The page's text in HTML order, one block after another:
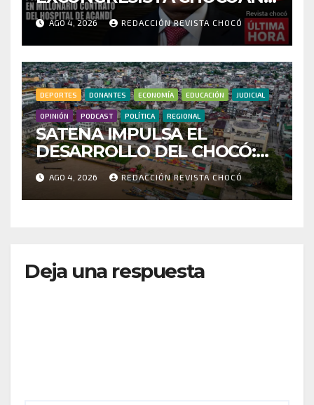
POR PRESUNTAS
IRREGULARIDADES EN
MILLONARIO CONTRATO
DEL HOSPITAL DE ACANDÍ
AGO 4, 2026 REDACCIÓN REVISTA CHOCÓ
DEPORTES DONANTES ECONOMÍA EDUCACIÓN JUDICIAL
OPINIÓN PODCAST POLÍTICA REGIONAL
SATENA IMPULSA EL
DESARROLLO DEL CHOCÓ:
MÁS DE 35 MIL PASAJEROS
MOVILIZADOS Y NUEVAS
RUTAS FORTALECEN LA
AGO 4, 2026 REDACCIÓN REVISTA CHOCÓ
Deja una respuesta